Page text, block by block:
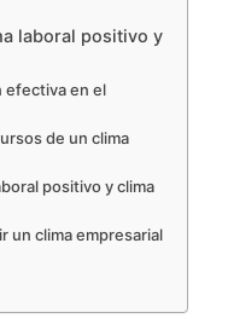
laboral positivo y
efectiva en el
de un clima
positivo y clima
un clima empresarial